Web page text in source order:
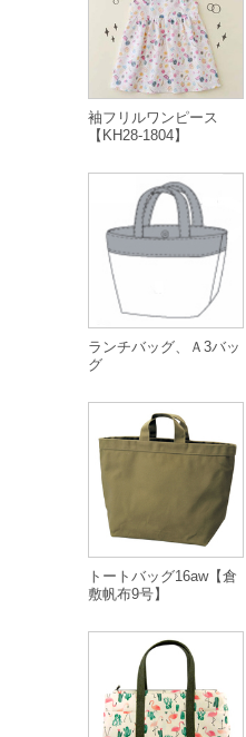
袖フリルワンピース
【KH28-1804】
ランチバッグ、Ａ3バッ
グ
トートバッグ16aw【倉
敷帆布9号】